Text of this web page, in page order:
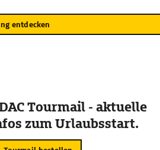
entdecken
Tourmail - aktuelle
zum Urlaubsstart.